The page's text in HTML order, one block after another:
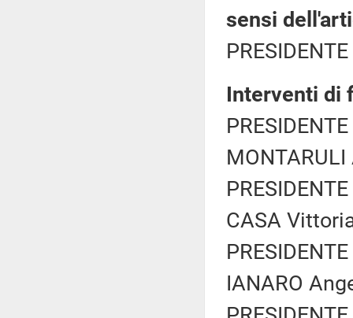
sensi
Interventi di
CASA
IANARO